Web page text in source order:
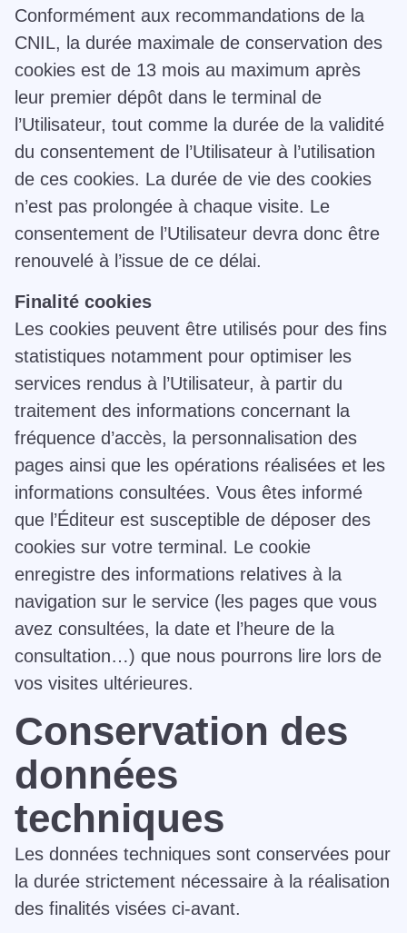
Conformément aux recommandations de la
CNIL, la durée maximale de conservation des
cookies est de 13 mois au maximum après
leur premier dépôt dans le terminal de
l’Utilisateur, tout comme la durée de la validité
du consentement de l’Utilisateur à l’utilisation
de ces cookies. La durée de vie des cookies
n’est pas prolongée à chaque visite. Le
consentement de l’Utilisateur devra donc être
renouvelé à l’issue de ce délai.
Finalité cookies
Les cookies peuvent être utilisés pour des fins
statistiques notamment pour optimiser les
services rendus à l’Utilisateur, à partir du
traitement des informations concernant la
fréquence d’accès, la personnalisation des
pages ainsi que les opérations réalisées et les
informations consultées. Vous êtes informé
que l’Éditeur est susceptible de déposer des
cookies sur votre terminal. Le cookie
enregistre des informations relatives à la
navigation sur le service (les pages que vous
avez consultées, la date et l’heure de la
consultation…) que nous pourrons lire lors de
vos visites ultérieures.
Conservation des
données
techniques
Les données techniques sont conservées pour
la durée strictement nécessaire à la réalisation
des finalités visées ci-avant.